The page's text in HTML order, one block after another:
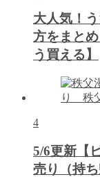
大人気！
方をまと
う買える】
4
5/6更新【
売り（持